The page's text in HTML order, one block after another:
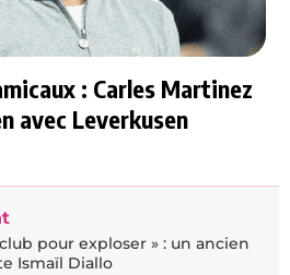
: Carles Martinez
avec Leverkusen
pour exploser » : un ancien
Ismaïl Diallo